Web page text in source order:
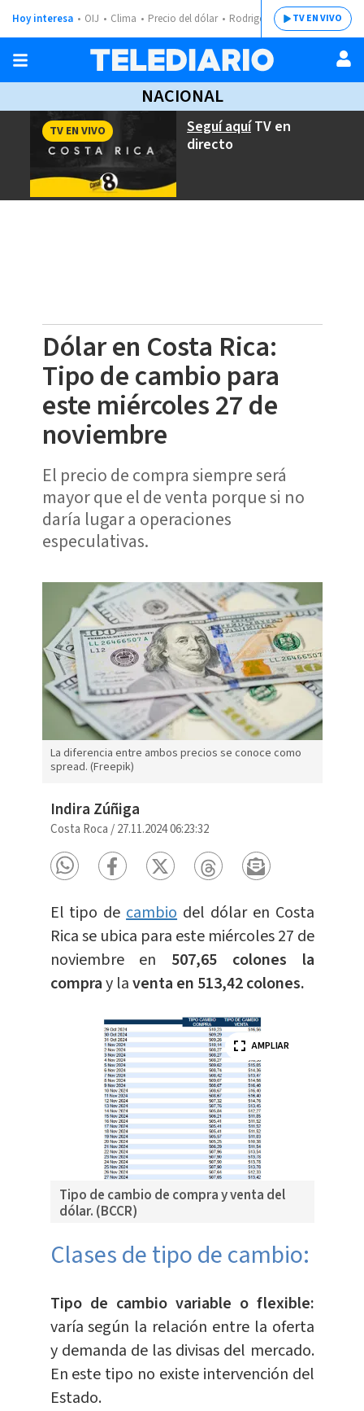
Hoy interesa OIJ Clima Precio del dólar Rodrigo ChavesTV EN VIVO
NACIONAL
Seguí aquíTV en
directo
TV EN VIVO
Dólar en Costa Rica:
Tipo de cambio para
este miércoles 27 de
noviembre
El precio de compra siempre será
mayor que el de venta porque si no
daría lugar a operaciones
especulativas.
La diferencia entre ambos precios se conoce como
spread. (Freepik)
Indira Zúñiga
Costa Roca /27.11.2024 06:23:32
El tipo decambio del dólar en Costa
Rica se ubica para este miércoles 27 de
noviembre en 507,65 colones la
compray laventa en 513,42 colones.
Tipo de cambio de compra y venta del
dólar. (BCCR)
AMPLIAR
Clases de tipo de cambio:
Tipo de cambio variable o flexible:
varía según la relación entre la oferta
y demanda de las divisas del mercado.
En este tipo no existe intervención del
Estado.